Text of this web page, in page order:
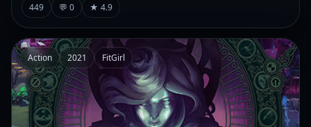
449 💬 0 ★ 4.9
Action 2021 FitGirl